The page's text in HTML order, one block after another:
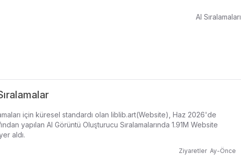
AI Sıralamaları
için küresel standardı olan liblib.art(Website), Haz 2026'de
yapılan AI Görüntü Oluşturucu Sıralamalarında 1.91M Website
aldı.
Ziyaretler Ay-Önce